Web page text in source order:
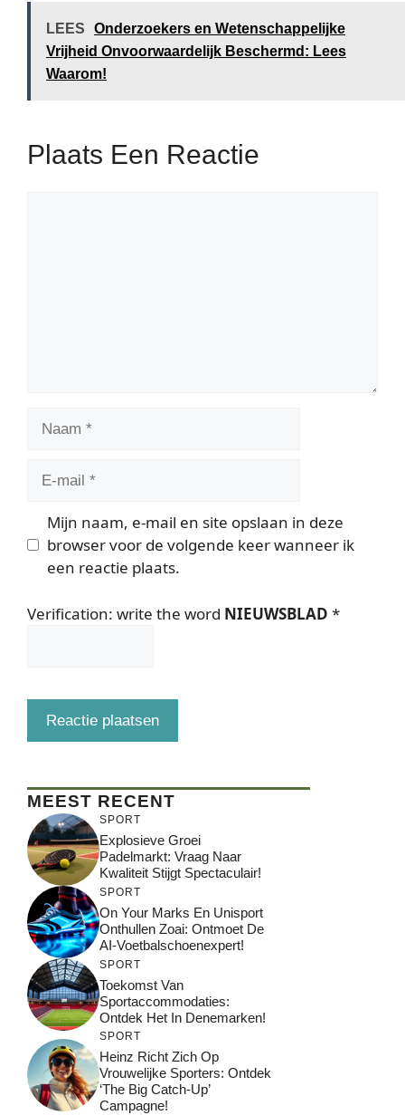
LEES
Onderzoekers en Wetenschappelijke
Vrijheid Onvoorwaardelijk Beschermd: Lees
Waarom!
Plaats Een Reactie
Mijn naam, e-mail en site opslaan in deze
browser voor de volgende keer wanneer ik
een reactie plaats.
Verification: write the word NIEUWSBLAD *
MEEST RECENT
SPORT
Explosieve Groei
Padelmarkt: Vraag Naar
Kwaliteit Stijgt Spectaculair!
SPORT
On Your Marks En Unisport
Onthullen Zoai: Ontmoet De
AI-Voetbalschoenexpert!
SPORT
Toekomst Van
Sportaccommodaties:
Ontdek Het In Denemarken!
SPORT
Heinz Richt Zich Op
Vrouwelijke Sporters: Ontdek
‘The Big Catch-Up’
Campagne!